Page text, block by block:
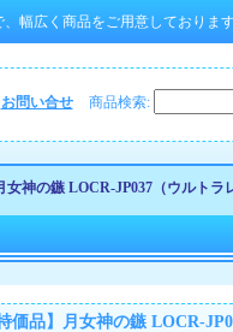
幅広く商品をご用意しております
お問い合せ 商品検索:
女神の鏃 LOCR-JP037（ウルトラ
特価品】月女神の鏃 LOCR-